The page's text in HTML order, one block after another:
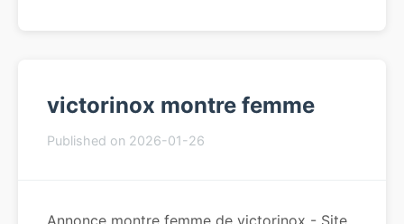
victorinox montre femme
Published on 2026-01-26
Annonce montre femme de victorinox - Site